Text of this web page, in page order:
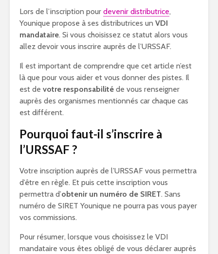
Lors de l’inscription pour devenir distributrice,
Younique propose à ses distributrices un VDI
mandataire. Si vous choisissez ce statut alors vous
allez devoir vous inscrire auprès de l’URSSAF.
Il est important de comprendre que cet article n’est
là que pour vous aider et vous donner des pistes. Il
est de votre responsabilité de vous renseigner
auprès des organismes mentionnés car chaque cas
est différent.
Pourquoi faut-il s’inscrire à
l’URSSAF ?
Votre inscription auprès de l’URSSAF vous permettra
d’être en règle. Et puis cette inscription vous
permettra d’obtenir un numéro de SIRET. Sans
numéro de SIRET Younique ne pourra pas vous payer
vos commissions.
Pour résumer, lorsque vous choisissez le VDI
mandataire vous êtes obligé de vous déclarer auprès